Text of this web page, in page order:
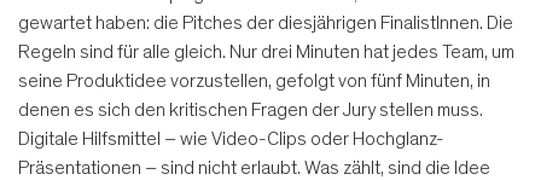
gewartet haben: die Pitches der diesjährigen FinalistInnen. Die
Regeln sind für alle gleich. Nur drei Minuten hat jedes Team, um
seine Produktidee vorzustellen, gefolgt von fünf Minuten, in
denen es sich den kritischen Fragen der Jury stellen muss.
Digitale Hilfsmittel – wie Video-Clips oder Hochglanz-
Präsentationen – sind nicht erlaubt. Was zählt, sind die Idee